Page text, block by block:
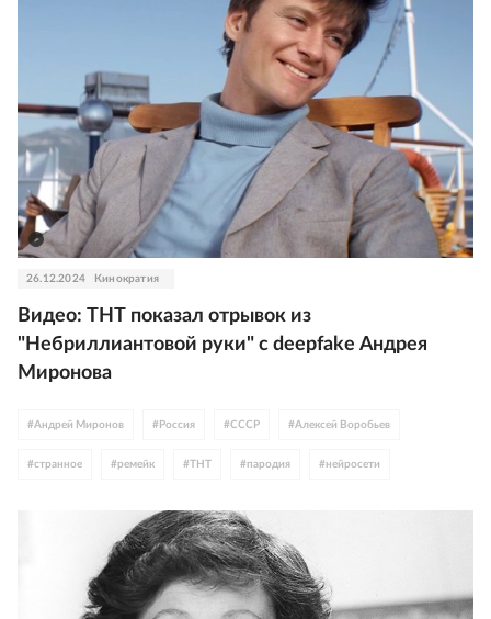
26.12.2024 Кинократия
Видео: ТНТ показал отрывок из
"Небриллиантовой руки" с deepfake Андрея
Миронова
#Андрей Миронов # Россия #СССР #Алексей Воробьев
#странное #ремейк #ТНТ #пародия #нейросети